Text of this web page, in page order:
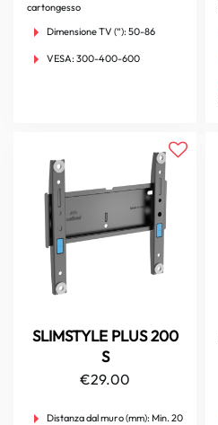
cartongesso
Dimensione TV (“): 50-86
VESA: 300-400-600
SLIMSTYLE PLUS 200
S
€29.00
Distanza dal muro (mm): Min. 20